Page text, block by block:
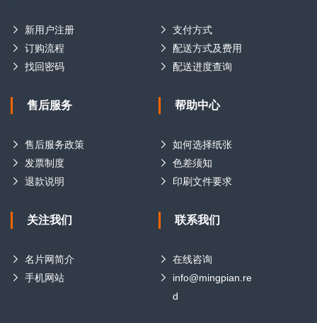
新用户注册
订购流程
找回密码
支付方式
配送方式及费用
配送进度查询
售后服务
售后服务政策
发票制度
退款说明
帮助中心
如何选择纸张
色差须知
印刷文件要求
关注我们
名片网简介
手机网站
联系我们
在线咨询
info@mingpian.re
d